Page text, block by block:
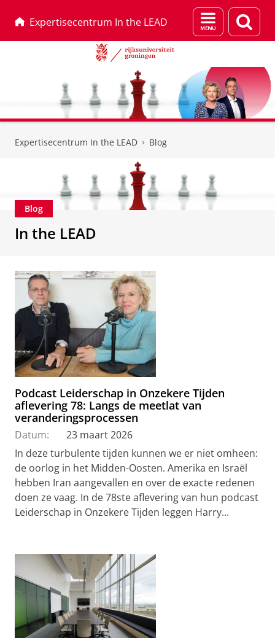
Expertisecentrum In the LEAD
Menu
en
Expertisecentrum In the LEAD Blog
Blog
In the LEAD
Podcast Leiderschap in Onzekere Tijden
aflevering 78: Langs de meetlat van
veranderingsprocessen
Datum:
23 maart 2026
In deze turbulente tijden kunnen we er niet omheen:
de oorlog in het Midden-Oosten. Amerika en Israël
hebben Iran aangevallen en over de exacte redenen
doen ze vaag. In de 78ste aflevering van hun podcast
Leiderschap in Onzekere Tijden leggen Harry...